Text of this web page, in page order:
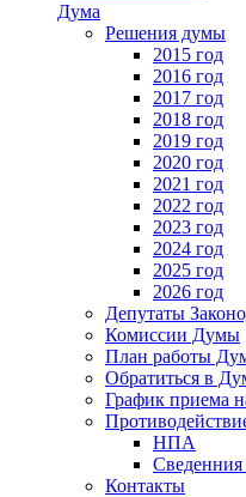
Дума
Решения думы
2015 год
2016 год
2017 год
2018 год
2019 год
2020 год
2021 год
2022 год
2023 год
2024 год
2025 год
2026 год
Депутаты
Комиссии Думы
План работы
Обратиться в
График приема
НПА
Сведенния
Контакты